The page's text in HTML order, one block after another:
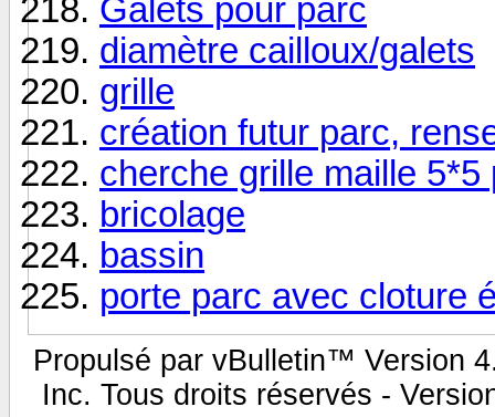
Galets pour parc
diamètre cailloux/galets
grille
création futur parc,
cherche grille maille 5*5
bricolage
bassin
porte parc avec cloture
Propulsé par vBulletin™ Version
Inc. Tous droits réservés -